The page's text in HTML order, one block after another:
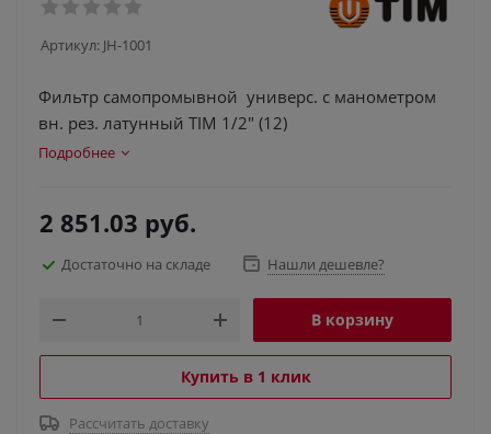
Артикул: JH-1001
Фильтр самопромывной универс. с манометром
вн. рез. латунный TIM 1/2" (12)
Подробнее
2 851.03 руб.
Достаточно на складе Нашли дешевле?
В корзину
Купить в 1 клик
Рассчитать доставку